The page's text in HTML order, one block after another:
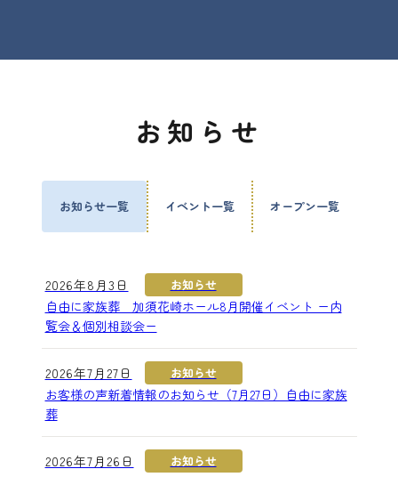
お知らせ
お知らせ一覧 イベント一覧 オープン一覧
2026年8月3日 お知らせ
自由に家族葬 加須花崎ホール8月開催イベント ー内
覧会＆個別相談会ー
2026年7月27日 お知らせ
お客様の声新着情報のお知らせ（7月27日）自由に家族
葬
2026年7月26日 お知らせ